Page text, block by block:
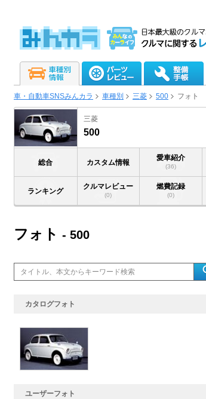
車・自動車SNSみんカラ 車種別 三菱 500 フォト
三菱
500
総合 カスタム情報
愛車紹介
(36)
ランキング
クルマレビュー
(0)
燃費記録
(0)
フォト - 500
カタログフォト
ユーザーフォト